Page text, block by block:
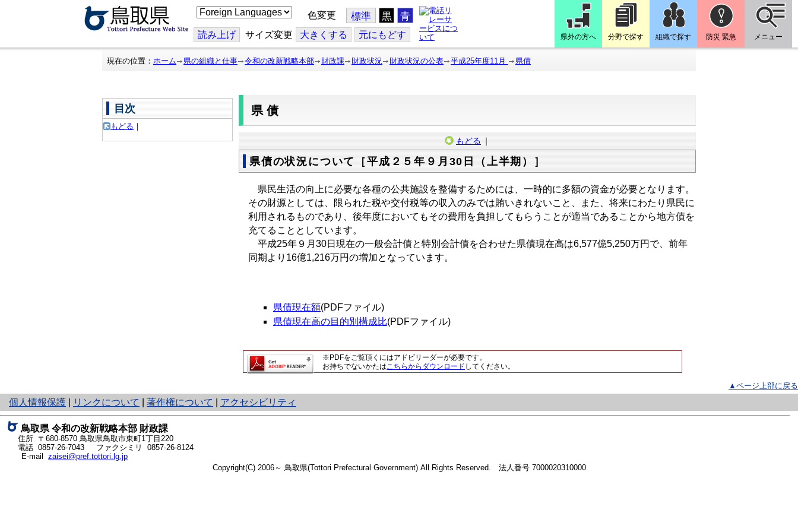
こ
の
ジ
を
翻
色変更 標準 黒 青
読み上げ サイズ変更 大きくする 元にもどす 県外の方へ 分野で探す 組織で探す 防災 緊急 メニュー
現在の位置： ホーム 県の組織と仕事 令和の改新戦略本部 財政課 財政状況 財政状況の公表 平成25年度11月 県債
目次
もどる ｜
県債
もどる ｜
県債の状況について［平成２５年９月30日（上半期）］
県民生活の向上に必要な各種の公共施設を整備するためには、一時的に多額の資金が必要となります。
その財源としては、限られた税や交付税等の収入のみでは賄いきれないこと、また、将来にわたり県民に
利用されるものであり、後年度においてもその費用を負担してもらうことが適当であることから地方債を
充てることとしています。
平成25年９月30日現在の一般会計債と特別会計債を合わせた県債現在高は6,577億5,250万円で、前年
同期より16億1,216万円の増加となっています。
県債現在額(PDFファイル)
県債現在高の目的別構成比(PDFファイル)
※PDFをご覧頂くにはアドビリーダーが必要です。
お持ちでないかたはこちらからダウンロード してください。
▲ページ上部に戻る
個人情報保護
と
り
ネ
ッ
ト
へ
リンクについて 著作権について アクセシビリティ
鳥取県 令和の改新戦略本部 財政課
住所 〒680-8570 鳥取県鳥取市東町1丁目220
電話 0857-26-7043
ファクシミリ 0857-26-8124
E-mail zaisei@pref.tottori.lg.jp
Copyright(C) 2006～ 鳥取県(Tottori Prefectural Government) All Rights Reserved. 法人番号 7000020310000